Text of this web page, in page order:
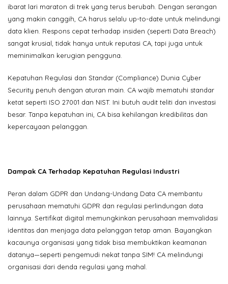
ibarat lari maraton di trek yang terus berubah. Dengan serangan
yang makin canggih, CA harus selalu up-to-date untuk melindungi
data klien. Respons cepat terhadap insiden (seperti Data Breach)
sangat krusial, tidak hanya untuk reputasi CA, tapi juga untuk
meminimalkan kerugian pengguna.
Kepatuhan Regulasi dan Standar (Compliance) Dunia Cyber
Security penuh dengan aturan main. CA wajib mematuhi standar
ketat seperti ISO 27001 dan NIST. Ini butuh audit teliti dan investasi
besar. Tanpa kepatuhan ini, CA bisa kehilangan kredibilitas dan
kepercayaan pelanggan.
Dampak CA Terhadap Kepatuhan Regulasi Industri
Peran dalam GDPR dan Undang-Undang Data CA membantu
perusahaan mematuhi GDPR dan regulasi perlindungan data
lainnya. Sertifikat digital memungkinkan perusahaan memvalidasi
identitas dan menjaga data pelanggan tetap aman. Bayangkan
kacaunya organisasi yang tidak bisa membuktikan keamanan
datanya—seperti pengemudi nekat tanpa SIM! CA melindungi
organisasi dari denda regulasi yang mahal.